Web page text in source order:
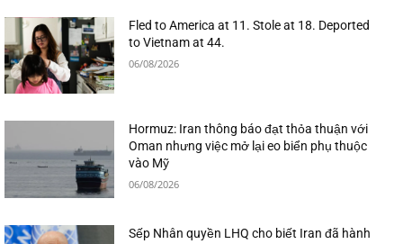
Fled to America at 11. Stole at 18. Deported
to Vietnam at 44.
06/08/2026
Hormuz: Iran thông báo đạt thỏa thuận với
Oman nhưng việc mở lại eo biển phụ thuộc
vào Mỹ
06/08/2026
Sếp Nhân quyền LHQ cho biết Iran đã hành